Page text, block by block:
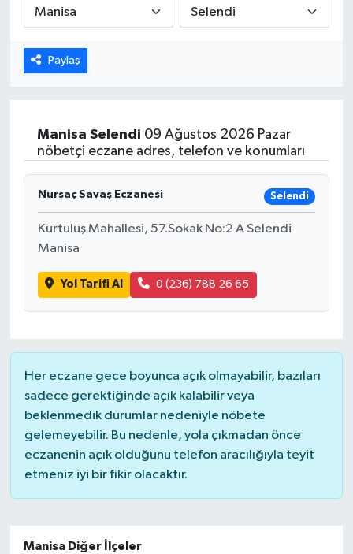
Paylaş
Manisa Selendi 09 Ağustos 2026 Pazar
nöbetçi eczane adres, telefon ve konumları
Nursaç Savaş Eczanesi Selendi
Kurtuluş Mahallesi, 57.Sokak No:2 A Selendi
Manisa
Yol Tarifi Al 0 (236) 788 26 65
Her eczane gece boyunca açık olmayabilir, bazıları
sadece gerektiğinde açık kalabilir veya
beklenmedik durumlar nedeniyle nöbete
gelemeyebilir. Bu nedenle, yola çıkmadan önce
eczanenin açık olduğunu telefon aracılığıyla teyit
etmeniz iyi bir fikir olacaktır.
Manisa Diğer İlçeler
ÖZEL HABER
DTO